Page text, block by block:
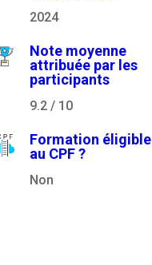
2024
Note moyenne
attribuée par les
participants
9.2 / 10
Formation éligible
au CPF ?
Non